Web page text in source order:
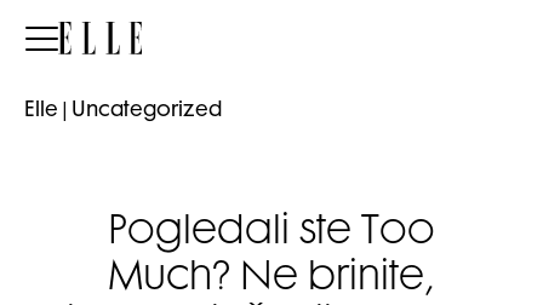
Elle
Elle Uncategorized
Pogledali ste Too
Much? Ne brinite,